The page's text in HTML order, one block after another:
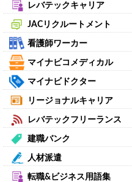
レバテックキャリア
JACリクルートメント
看護師ワーカー
マイナビコメディカル
マイナビドクター
リージョナルキャリア
レバテックフリーランス
建職バンク
人材派遣
転職&ビジネス用語集